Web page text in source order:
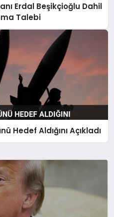
Erdal Beşikçioğlu Dahil
Talebi
Hedef Aldığını Açıkladı